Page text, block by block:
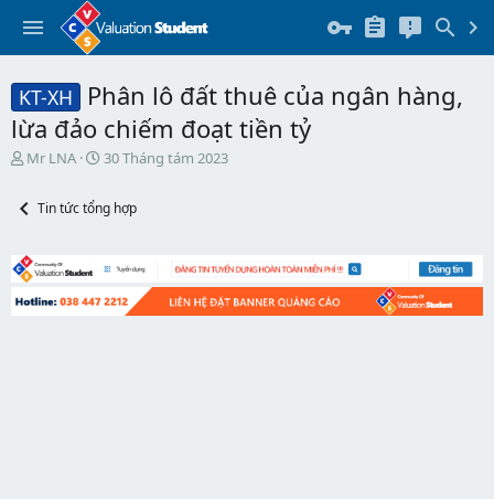
KT-XH
Phân lô đất thuê của ngân hàng,
lừa đảo chiếm đoạt tiền tỷ
T
e
d
s
t
Mr LNA
N
y
t
đ
30 Tháng tám 2023
Tin tức tổng hợp